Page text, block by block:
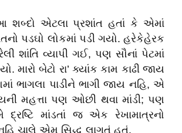
શબ્દો એટલા પ્રશાંત હતાં કે એમાં
પડઘો લોકમાં પડી ગયો. હરેકેહેરક
શાંતિ વ્યાપી ગઈ, પણ સૌનાં પેટમાં
મારો બેટો રા’ ક્યાંક કામ કાઢી જાય
ભાગલા પાડીને ભાગી જાય નહિ, એ
મહત્તા પણ ઓછી થવા માંડી; પણ
દ્રષ્ટિ માંડતાં જ એક રેખામાત્રનો
ચાલે એમ સિદ્ધ લાગતું હતું.